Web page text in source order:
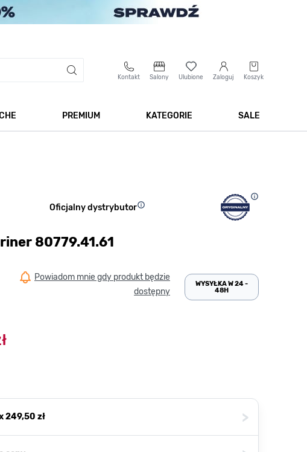
Kontakt Salony Ulubione Zaloguj Koszyk
PREMIUM
KATEGORIE
SALE
Oficjalny dystrybutor
80779.41.61
Powiadom mnie gdy produkt będzie
dostępny
WYSYŁKA W 24 -
48H
249,50 zł >